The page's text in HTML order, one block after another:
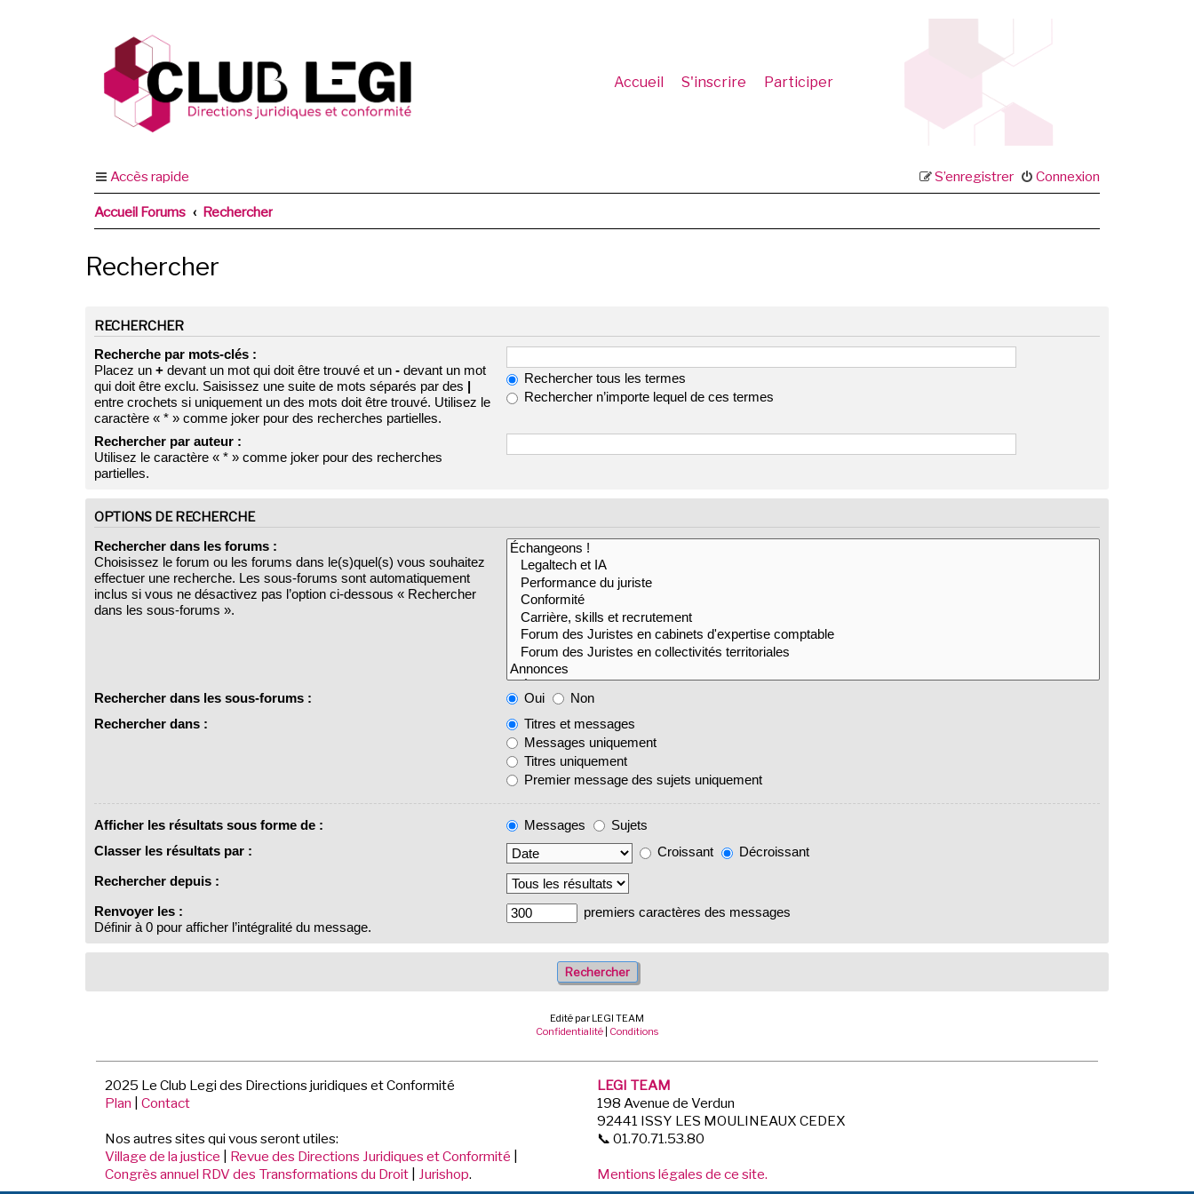
Accueil S'inscrire Participer
Accès rapide Connexion
S’enregistrer
Accueil Forums Rechercher
Rechercher
RECHERCHER
Recherche par mots-clés :
Placez un + devant un mot qui doit être trouvé et un - devant un mot
qui doit être exclu. Saisissez une suite de mots séparés par des |
entre crochets si uniquement un des mots doit être trouvé. Utilisez le
caractère « * » comme joker pour des recherches partielles.
Rechercher tous les termes
Rechercher n’importe lequel de ces termes
Rechercher par auteur :
Utilisez le caractère « * » comme joker pour des recherches
partielles.
OPTIONS DE RECHERCHE
Rechercher dans les forums :
Choisissez le forum ou les forums dans le(s)quel(s) vous souhaitez
effectuer une recherche. Les sous-forums sont automatiquement
inclus si vous ne désactivez pas l’option ci-dessous « Rechercher
dans les sous-forums ».
Rechercher dans les sous-forums : Oui
Non
Rechercher dans :
Titres et messages
Messages uniquement
Titres uniquement
Premier message des sujets uniquement
Afficher les résultats sous forme de : Messages
Sujets
Classer les résultats par :
Croissant
Décroissant
Rechercher depuis :
Renvoyer les :
Définir à 0 pour afficher l’intégralité du message.
premiers caractères des messages
Edité par LEGI TEAM
Confidentialité | Conditions
2025 Le Club Legi des Directions juridiques et Conformité
Plan
Contact
Nos autres sites qui vous seront utiles:
Village de la justice
Revue des Directions Juridiques et Conformité
Congrès annuel RDV des Transformations du Droit
Jurishop.
LEGI TEAM
198 Avenue de Verdun
92441 ISSY LES MOULINEAUX CEDEX
📞 01.70.71.53.80
Mentions légales de ce site.